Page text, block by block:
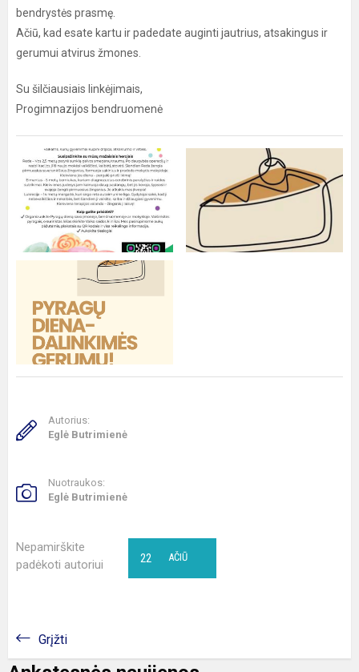
bendrystės prasmę.
Ačiū, kad esate kartu ir padedate auginti jautrius, atsakingus ir
gerumui atvirus žmones.
Su šilčiausiais linkėjimais,
Progimnazijos bendruomenė
Autorius:
Eglė Butrimienė
Nuotraukos:
Eglė Butrimienė
Nepamirškite
padėkoti autoriui
AČIŪ
22
Grįžti